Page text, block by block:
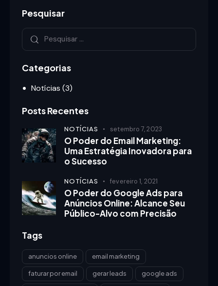
Pesquisar
Categorias
Notícias (3)
Posts Recentes
NOTÍCIAS setembro 7, 2023
O Poder do Email Marketing:
Uma Estratégia Inovadora para
o Sucesso
NOTÍCIAS fevereiro 1, 2021
O Poder do Google Ads para
Anúncios Online: Alcance Seu
Público-Alvo com Precisão
Tags
anuncios online email marketing
faturar por email gerar leads google ads